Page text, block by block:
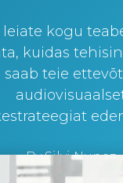
leiate kogu
kuidas
saab teie
BySilvi Nunez